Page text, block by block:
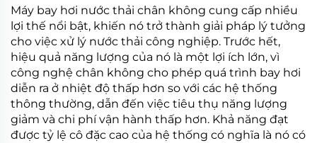
xuất tại Trung Quốc
Máy bay hơi nước thải chân không cung cấp nhiều
lợi thế nổi bật, khiến nó trở thành giải pháp lý tưởng
cho việc xử lý nước thải công nghiệp. Trước hết,
hiệu quả năng lượng của nó là một lợi ích lớn, vì
công nghệ chân không cho phép quá trình bay hơi
diễn ra ở nhiệt độ thấp hơn so với các hệ thống
thông thường, dẫn đến việc tiêu thụ năng lượng
giảm và chi phí vận hành thấp hơn. Khả năng đạt
được tỷ lệ cô đặc cao của hệ thống có nghĩa là nó có